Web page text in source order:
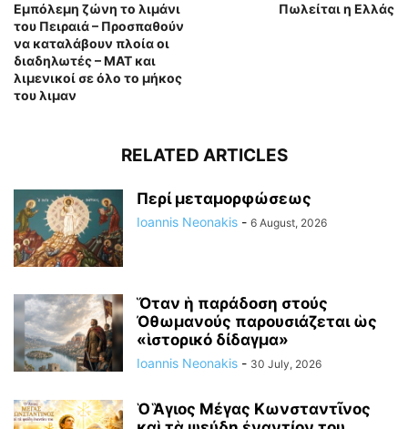
Εμπόλεμη ζώνη το λιμάνι
του Πειραιά – Προσπαθούν
να καταλάβουν πλοία οι
διαδηλωτές – ΜΑΤ και
λιμενικοί σε όλο το μήκος
του λιμαν
Πωλείται η Ελλάς
RELATED ARTICLES
Περί μεταμορφώσεως
Ioannis Neonakis - 6 August, 2026
Ὅταν ἡ παράδοση στούς
Ὀθωμανούς παρουσιάζεται ὡς
«ἱστορικό δίδαγμα»
Ioannis Neonakis - 30 July, 2026
Ὁ Ἃγιος Μέγας Κωνσταντῖνος